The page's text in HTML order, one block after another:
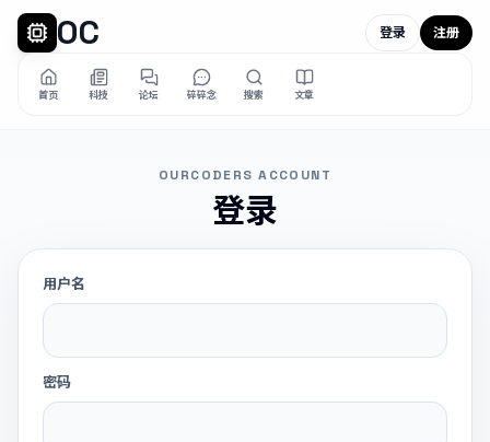
OC
首页 科技 论坛 碎碎念 搜索 文章
登录 注册
OURCODERS ACCOUNT
登录
用户名
密码